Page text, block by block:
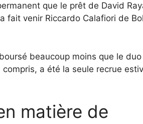
que le prêt de David
fait venir Riccardo Calafiori de
beaucoup moins que le duo
a été la seule recrue
matière de